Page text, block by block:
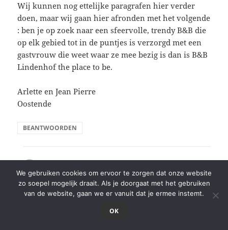
Wij kunnen nog ettelijke paragrafen hier verder
doen, maar wij gaan hier afronden met het volgende
: ben je op zoek naar een sfeervolle, trendy B&B die
op elk gebied tot in de puntjes is verzorgd met een
gastvrouw die weet waar ze mee bezig is dan is B&B
Lindenhof the place to be.
Arlette en Jean Pierre
Oostende
BEANTWOORDEN
20 juni 2019 om 17:14
Bedankt Arlette en Jean Pierre, het was fijn jullie
We gebruiken cookies om ervoor te zorgen dat onze website
zo soepel mogelijk draait. Als je doorgaat met het gebruiken
van de website, gaan we er vanuit dat je ermee instemt.
OK